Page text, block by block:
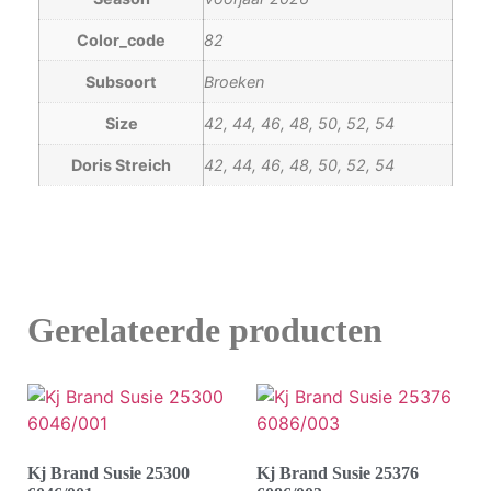
Color_code 82
Subsoort Broeken
Size 42, 44, 46, 48, 50, 52, 54
Doris Streich 42, 44, 46, 48, 50, 52, 54
Gerelateerde producten
Kj Brand Susie 25300
Kj Brand Susie 25376